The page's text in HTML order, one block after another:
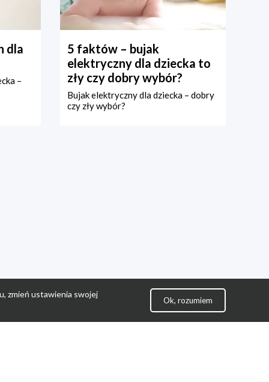
dla
–
5 faktów – bujak
elektryczny dla dziecka to
zły czy dobry wybór?
Bujak elektryczny dla dziecka – dobry
czy zły wybór?
zmień ustawienia swojej
Ok, rozumiem